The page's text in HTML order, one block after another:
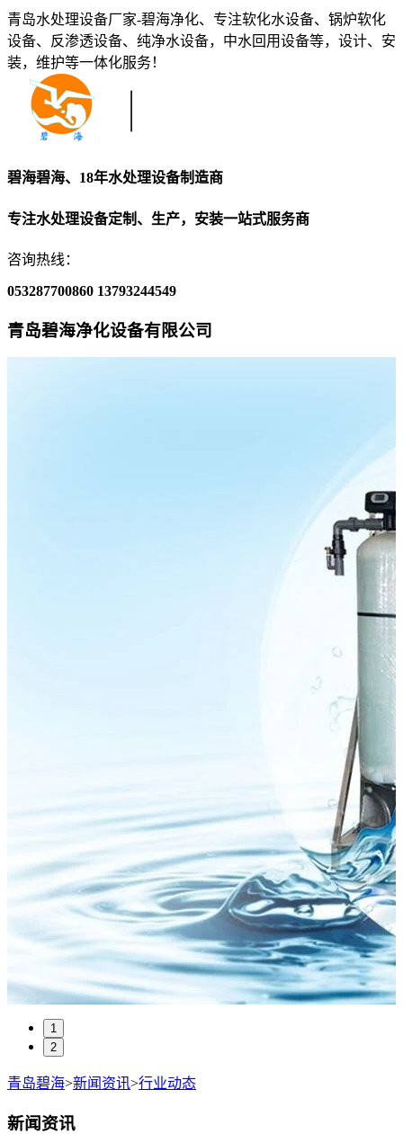
青岛水处理设备厂家-碧海净化、专注软化水设备、锅炉软化
设备、反渗透设备、纯净水设备，中水回用设备等，设计、安
装，维护等一体化服务！
碧海碧海、18年水处理设备制造商
专注水处理设备定制、生产，安装一站式服务商
咨询热线：
053287700860 13793244549
青岛碧海净化设备有限公司
1
2
青岛碧海>新闻资讯>行业动态
新闻资讯